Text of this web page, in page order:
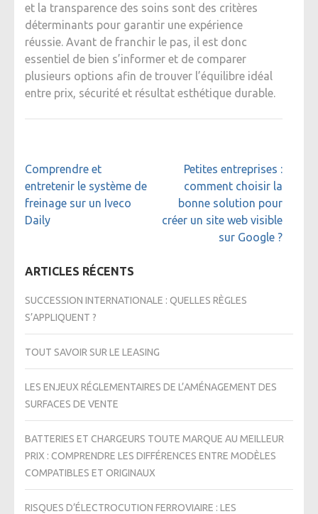
et la transparence des soins sont des critères
déterminants pour garantir une expérience
réussie. Avant de franchir le pas, il est donc
essentiel de bien s’informer et de comparer
plusieurs options afin de trouver l’équilibre idéal
entre prix, sécurité et résultat esthétique durable.
Navigation
de
l’article
Comprendre et
entretenir le système de
freinage sur un Iveco
Daily
Petites entreprises :
comment choisir la
bonne solution pour
créer un site web visible
sur Google ?
ARTICLES RÉCENTS
SUCCESSION INTERNATIONALE : QUELLES RÈGLES
S’APPLIQUENT ?
TOUT SAVOIR SUR LE LEASING
LES ENJEUX RÉGLEMENTAIRES DE L’AMÉNAGEMENT DES
SURFACES DE VENTE
BATTERIES ET CHARGEURS TOUTE MARQUE AU MEILLEUR
PRIX : COMPRENDRE LES DIFFÉRENCES ENTRE MODÈLES
COMPATIBLES ET ORIGINAUX
RISQUES D’ÉLECTROCUTION FERROVIAIRE : LES